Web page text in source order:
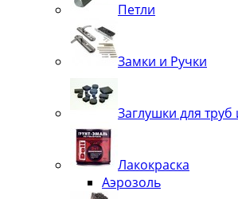
Петли
Замки и Ручки
Заглушки для
Лакокраска
Аэрозоль